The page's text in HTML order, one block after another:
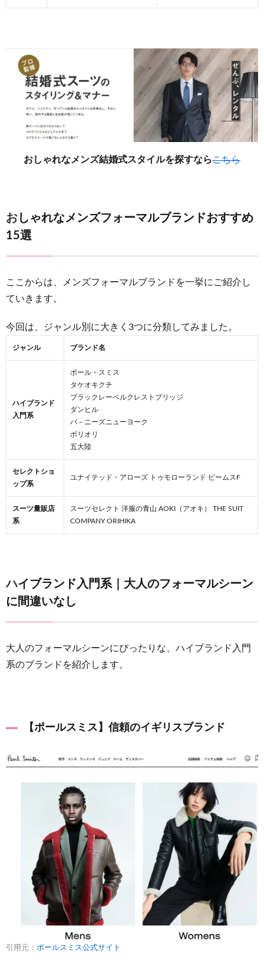
3.2
ールド
の代表
的ブラ
ンド
3.3
【ブラ
ーベ
ラッド
的な要
3.4
ヒル】
ロンド
ンの伝
統的な
ニュー
ヨー
メリカ
の高級
伝統と
革新の
ド
3.7
【五大
4
トショ
4.1
【ユナ
イテッ
ド・ア
ロー
ズ】多
彩なブ
を取り
おしゃれなメンズ結婚式スタイルを探すならこちら
おしゃれなメンズフォーマルブランドおすすめ
15選
ここからは、メンズフォーマルブランドを一挙にご紹介し
ていきます。
今回は、ジャンル別に大きく3つに分類してみました。
ジャンル ブランド名
ハイブランド
入門系
ポール・スミス
タケオキクチ
ブラックレーベルクレストブリッジ
ダンヒル
バ－ニーズニューヨーク
ボリオリ
五大陸
セレクトショ
ップ系
ユナイテッド・アローズ トゥモローランド ビームスF
スーツ量販店
系
スーツセレクト 洋服の青山 AOKI（アオキ） THE SUIT
COMPANY ORIHIKA
ハイブランド入門系｜大人のフォーマルシーン
に間違いなし
大人のフォーマルシーンにぴったりな、ハイブランド入門
系のブランドを紹介します。
【ポールスミス】信頼のイギリスブランド
引用元： ポールスミス公式サイト